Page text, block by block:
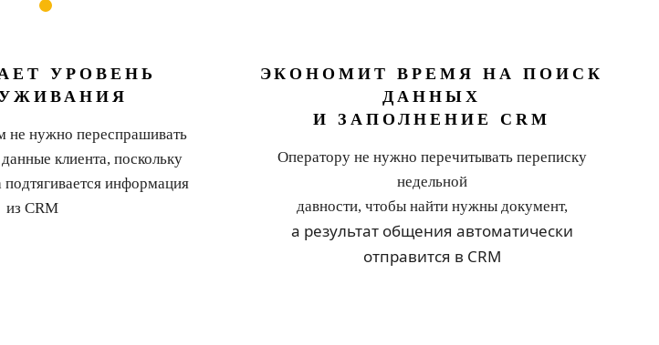
УРОВЕНЬ
не нужно переспрашивать
клиента, поскольку
подтягивается информация
из CRM
ЭКОНОМИТ ВРЕМЯ НА ПОИСК
ДАННЫХ
И ЗАПОЛНЕНИЕ CRM
Оператору не нужно перечитывать переписку
недельной
давности, чтобы найти нужны документ,
а результат общения автоматически
отправится в CRM